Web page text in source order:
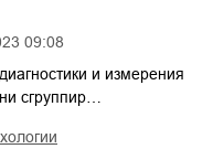
09:08
и измерения
сгруппир…